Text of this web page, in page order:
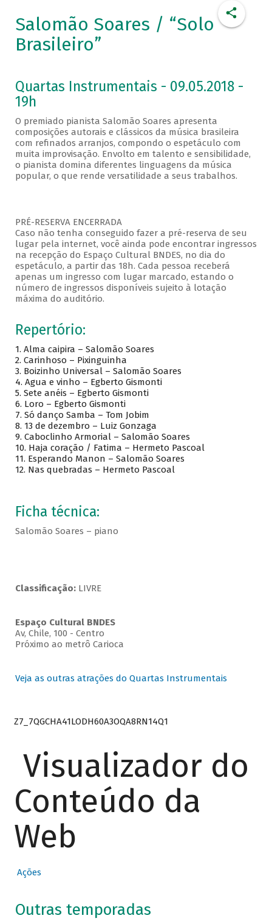
Salomão Soares / “Solo
Brasileiro”
Quartas Instrumentais - 09.05.2018 -
19h
O premiado pianista Salomão Soares apresenta
composições autorais e clássicos da música brasileira
com refinados arranjos, compondo o espetáculo com
muita improvisação. Envolto em talento e sensibilidade,
o pianista domina diferentes linguagens da música
popular, o que rende versatilidade a seus trabalhos.
PRÉ-RESERVA ENCERRADA
Caso não tenha conseguido fazer a pré-reserva de seu
lugar pela internet, você ainda pode encontrar ingressos
na recepção do Espaço Cultural BNDES, no dia do
espetáculo, a partir das 18h. Cada pessoa receberá
apenas um ingresso com lugar marcado, estando o
número de ingressos disponíveis sujeito à lotação
máxima do auditório.
Repertório:
1. Alma caipira – Salomão Soares
2. Carinhoso – Pixinguinha
3. Boizinho Universal – Salomão Soares
4. Agua e vinho – Egberto Gismonti
5. Sete anéis – Egberto Gismonti
6. Loro – Egberto Gismonti
7. Só danço Samba – Tom Jobim
8. 13 de dezembro – Luiz Gonzaga
9. Caboclinho Armorial – Salomão Soares
10. Haja coração / Fatima – Hermeto Pascoal
11. Esperando Manon – Salomão Soares
12. Nas quebradas – Hermeto Pascoal
Ficha técnica:
Salomão Soares – piano
Classificação:LIVRE
Espaço Cultural BNDES
Av, Chile, 100 - Centro
Próximo ao metrô Carioca
Veja as outras atrações do Quartas Instrumentais
Z7_7QGCHA41LODH60A3OQA8RN14Q1
Visualizador do
Conteúdo da
Web
Ações
Outras temporadas